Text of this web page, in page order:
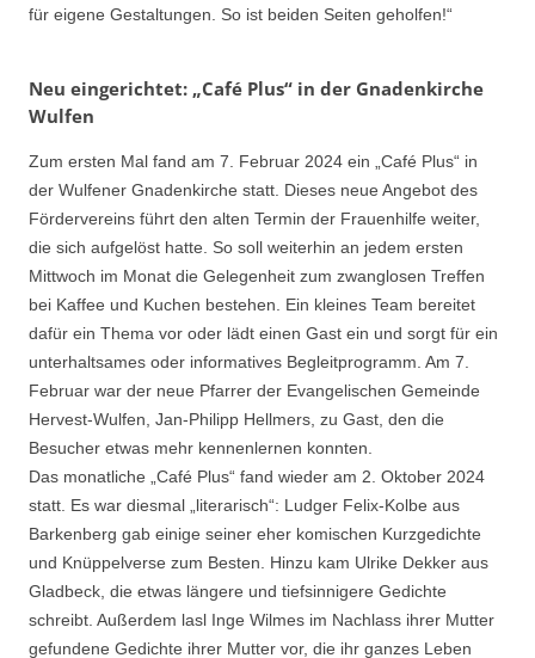
für eigene Gestaltungen. So ist beiden Seiten geholfen!“
Neu eingerichtet: „Café Plus“ in der Gnadenkirche
Wulfen
Zum ersten Mal fand am 7. Februar 2024 ein „Café Plus“ in
der Wulfener Gnadenkirche statt. Dieses neue Angebot des
Fördervereins führt den alten Termin der Frauenhilfe weiter,
die sich aufgelöst hatte. So soll weiterhin an jedem ersten
Mittwoch im Monat die Gelegenheit zum zwanglosen Treffen
bei Kaffee und Kuchen bestehen. Ein kleines Team bereitet
dafür ein Thema vor oder lädt einen Gast ein und sorgt für ein
unterhaltsames oder informatives Begleitprogramm. Am 7.
Februar war der neue Pfarrer der Evangelischen Gemeinde
Hervest-Wulfen, Jan-Philipp Hellmers, zu Gast, den die
Besucher etwas mehr kennenlernen konnten.
Das monatliche „Café Plus“ fand wieder am 2. Oktober 2024
statt. Es war diesmal „literarisch“: Ludger Felix-Kolbe aus
Barkenberg gab einige seiner eher komischen Kurzgedichte
und Knüppelverse zum Besten. Hinzu kam Ulrike Dekker aus
Gladbeck, die etwas längere und tiefsinnigere Gedichte
schreibt. Außerdem lasl Inge Wilmes im Nachlass ihrer Mutter
gefundene Gedichte ihrer Mutter vor, die ihr ganzes Leben